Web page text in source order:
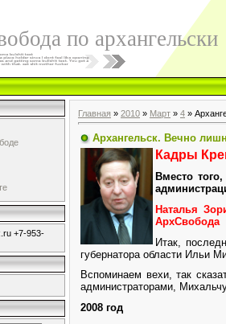
по архангельски
+7-953-
Главная » 2010 » Март » 4 »
Архангельск. Вечно
Кадры
Вместо
Наталья
АрхСвобода
Итак,
губернатора области Ильи
Вспоминаем вехи, так
администраторами,
2008 год